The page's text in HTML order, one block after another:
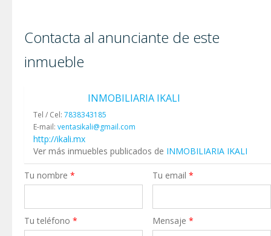
Contacta al anunciante de este
inmueble
INMOBILIARIA IKALI
Tel / Cel: 7838343185
E-mail: ventasikali@gmail.com
http://ikali.mx
Ver más inmuebles publicados de INMOBILIARIA IKALI
Tu nombre * Tu email*
Tu teléfono * Mensaje*